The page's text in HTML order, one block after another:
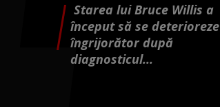
Starea lui Bruce Willis a
început să se deterioreze
îngrijorător după
diagnosticul...